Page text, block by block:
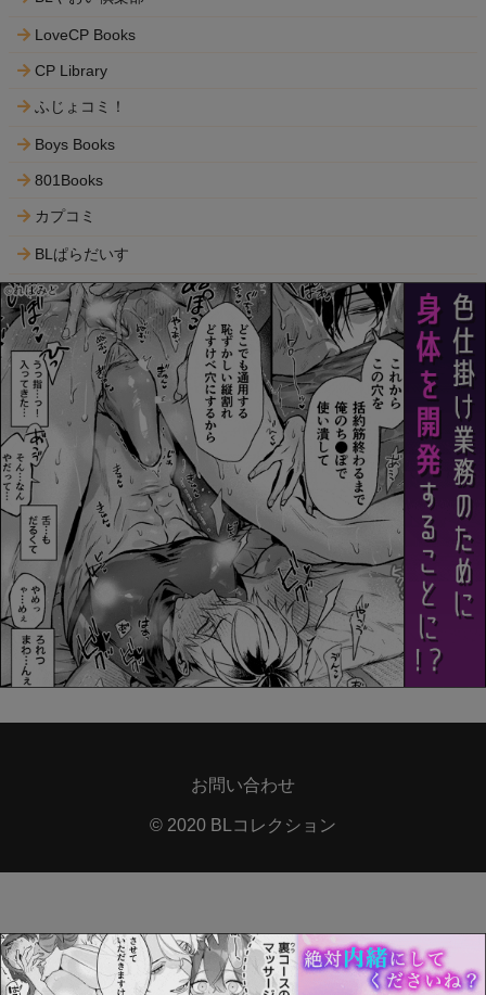
LoveCP Books
CP Library
ふじょコミ！
Boys Books
801Books
カプコミ
BLぱらだいす
お問い合わせ
© 2020 BLコレクション